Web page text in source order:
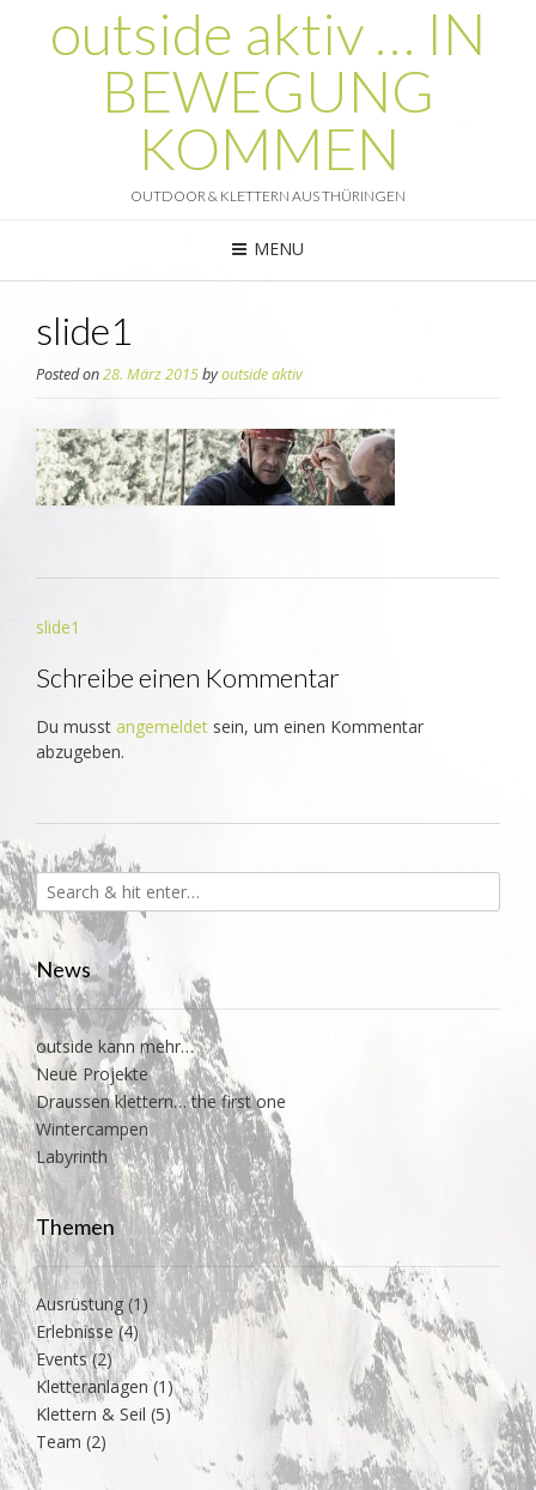
outside aktiv … IN
BEWEGUNG
KOMMEN
OUTDOOR & KLETTERN AUS THÜRINGEN
MENU
slide1
Posted on28. März 2015byoutside aktiv
Beitrags-
Navigation
slide1
Schreibe einen Kommentar
Du musst angemeldet sein, um einen Kommentar
abzugeben.
News
outside kann mehr…
Neue Projekte
Draussen klettern… the first one
Wintercampen
Labyrinth
Themen
Ausrüstung (1)
Erlebnisse(4)
Events(2)
Kletteranlagen(1)
Klettern & Seil (5)
Team (2)